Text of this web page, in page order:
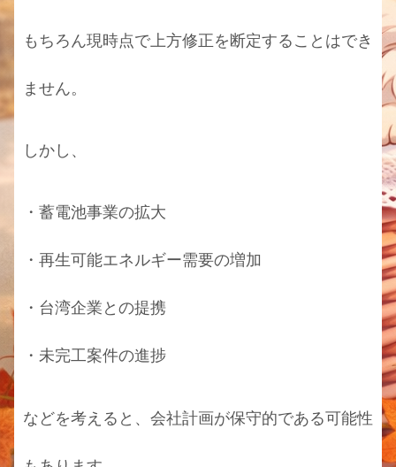
もちろん現時点で上方修正を断定することはでき
ません。
しかし、
・蓄電池事業の拡大
・再生可能エネルギー需要の増加
・台湾企業との提携
・未完工案件の進捗
などを考えると、会社計画が保守的である可能性